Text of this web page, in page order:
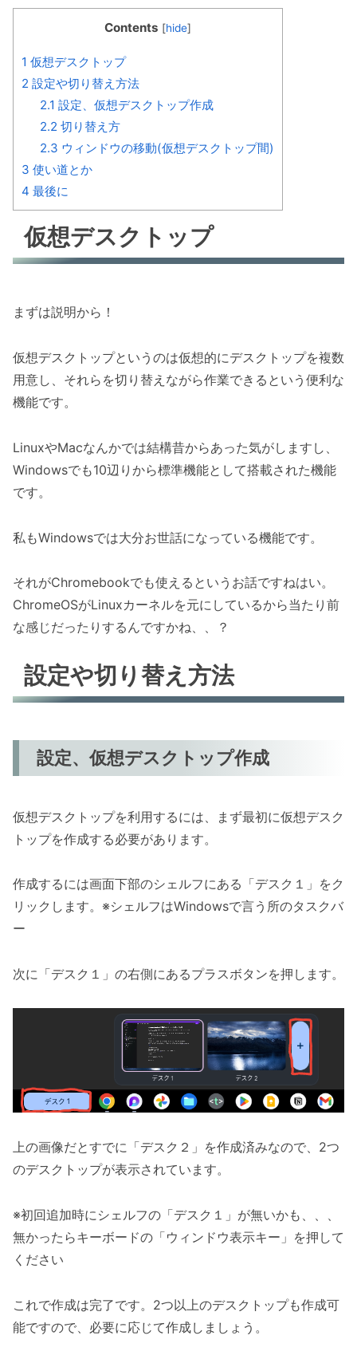
Contents [hide]
1 仮想デスクトップ
2 設定や切り替え方法
2.1 設定、仮想デスクトップ作成
2.2 切り替え方
2.3 ウィンドウの移動(仮想デスクトップ間)
3 使い道とか
4 最後に
仮想デスクトップ
まずは説明から！
仮想デスクトップというのは仮想的にデスクトップを複数
用意し、それらを切り替えながら作業できるという便利な
機能です。
LinuxやMacなんかでは結構昔からあった気がしますし、
Windowsでも10辺りから標準機能として搭載された機能
です。
私もWindowsでは大分お世話になっている機能です。
それがChromebookでも使えるというお話ですねはい。
ChromeOSがLinuxカーネルを元にしているから当たり前
な感じだったりするんですかね、、？
設定や切り替え方法
設定、仮想デスクトップ作成
仮想デスクトップを利用するには、まず最初に仮想デスク
トップを作成する必要があります。
作成するには画面下部のシェルフにある「デスク１」をク
リックします。※シェルフはWindowsで言う所のタスクバ
ー
次に「デスク１」の右側にあるプラスボタンを押します。
上の画像だとすでに「デスク２」を作成済みなので、2つ
のデスクトップが表示されています。
※初回追加時にシェルフの「デスク１」が無いかも、、、
無かったらキーボードの「ウィンドウ表示キー」を押して
ください
これで作成は完了です。2つ以上のデスクトップも作成可
能ですので、必要に応じて作成しましょう。